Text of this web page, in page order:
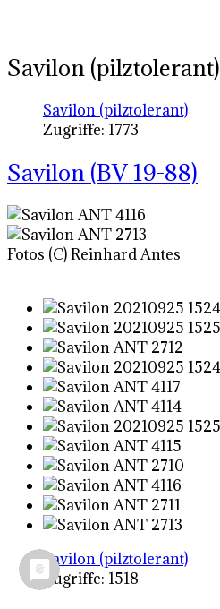
Savilon (pilztolerant)
Savilon (pilztolerant)
Zugriffe: 1773
Savilon (BV 19-88)
Fotos (C) Reinhard Antes
Savilon (pilztolerant)
Zugriffe: 1518